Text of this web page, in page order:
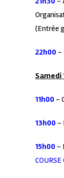
(Entrée
22h00 –
Samedi
11h00 –
13h00 –
15h00 –